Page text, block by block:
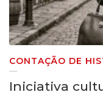
CONTAÇÃO DE
Iniciativa